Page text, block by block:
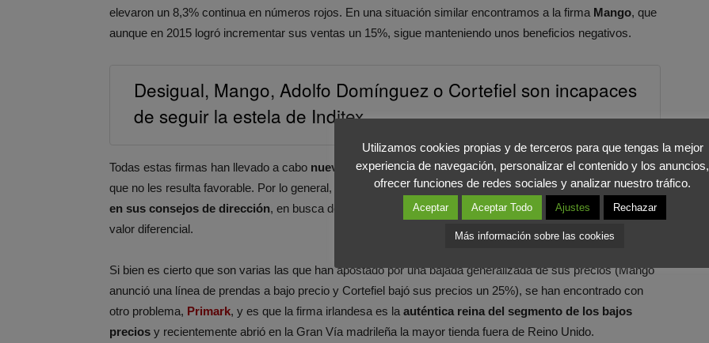
elevaron un 8,3% continua en números rojos. En una situación similar encontramos a la firma Mango, que
aunque en 2015 logró incrementar sus ventas un 15%, sigue manteniendo unos beneficios negativos.
Desigual, Mango, Adolfo Domínguez o Cortefiel son incapaces
de seguir la estela de Inditex
COMPARTIR EN X
Todas estas firmas han llevado a cabo nuevas estrategias de negocio, tratando de revertir una situación
que no les resulta favorable. Por lo general, todas estas firmas se han visto obligadas a realizarcambios
en sus consejos de dirección, en busca de la innovación y la chispa necesarias para volver a ofrecer un
valor diferencial.
Si bien es cierto que son varias las que han apostado por una bajada generalizada de sus precios (Mango
anunció una línea de prendas a bajo precio y Cortefiel bajó sus precios un 25%), se han encontrado con
otro problema, Primark, y es que la firma irlandesa es la auténtica reina del segmento de los bajos
precios y recientemente abrió en la Gran Vía madrileña la mayor tienda fuera de Reino Unido.
Utilizamos cookies propias y de terceros para que tengas la mejor
experiencia de navegación, personalizar el contenido y los anuncios,
ofrecer funciones de redes sociales y analizar nuestro tráfico.
Aceptar Aceptar Todo Ajustes Rechazar
Más información sobre las cookies